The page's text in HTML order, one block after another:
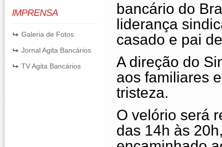
IMPRENSA
Galeria de Fotos
Jornal Agita Bancários
TV Agita Bancários
bancário do
liderança
casado e pai
A direção do
aos familiares
tristeza.
O velório será
das 14h às